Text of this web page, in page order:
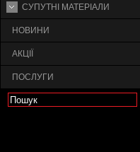
СУПУТНI МАТЕРIАЛИ
НОВИНИ
АКЦІЇ
ПОСЛУГИ